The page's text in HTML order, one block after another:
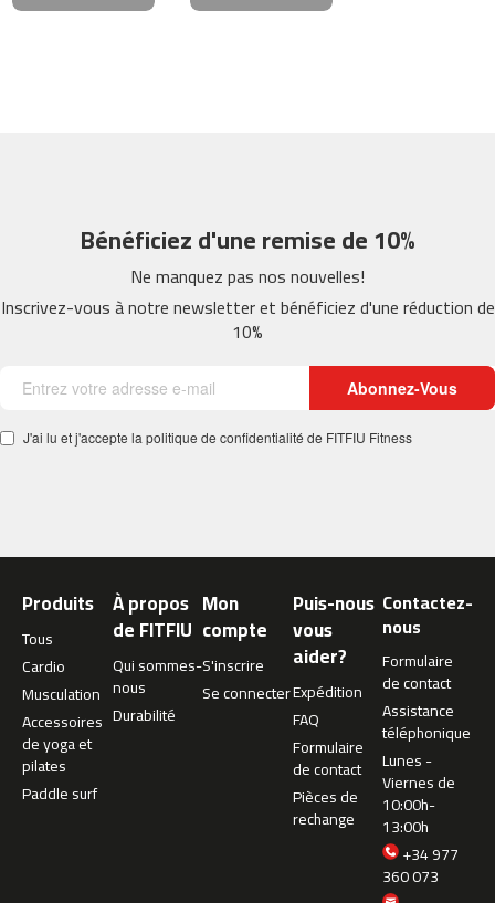
4
m
-
m
-
0
c
-
6
0
Bénéficiez d'une remise de 10%
Ne manquez pas nos nouvelles!
Inscrivez-vous à notre newsletter et bénéficiez d'une réduction de
10%
Abonnez-Vous
J'ai lu et j'accepte la politique de confidentialité de FITFIU Fitness
Produits
Tous
Cardio
Musculation
Accessoires
de yoga et
pilates
Paddle surf
À propos
de FITFIU
Qui sommes-
nous
Durabilité
Mon
compte
S'inscrire
Se connecter
Puis-nous
vous
aider?
Expédition
FAQ
Formulaire
de contact
Pièces de
rechange
Contactez-
nous
Formulaire
de contact
Assistance
téléphonique
Lunes -
Viernes de
10:00h-
13:00h
+34 977
360 073